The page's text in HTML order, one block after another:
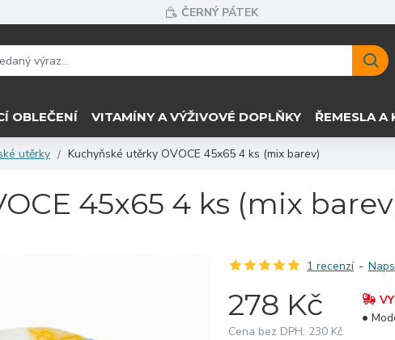
ČERNÝ PÁTEK
OBLEČENÍ VITAMÍNY A VÝŽIVOVÉ DOPLŇKY ŘEMESLA A
utěrky Kuchyňské utěrky OVOCE 45x65 4 ks (mix barev)
45x65 4 ks (mix
1 recenzí -
278 Kč
Cena bez DPH: 230 Kč